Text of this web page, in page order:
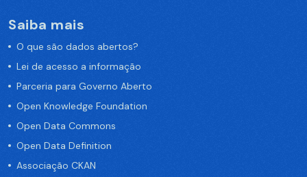
Saiba mais
O que são dados abertos?
Lei de acesso a informação
Parceria para Governo Aberto
Open Knowledge Foundation
Open Data Commons
Open Data Definition
Associação CKAN